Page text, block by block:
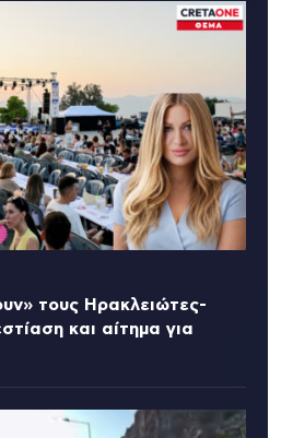
τους Ηρακλειώτες-
και αίτημα για